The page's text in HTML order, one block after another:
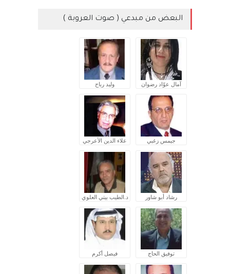
البعض من مبدعي ( صوت العروبة )
آمال عوّاد رضوان وليد رباح
جيمس زغبي علاء الدين الأعرجي
رشاد أبو شاور د.الطيب بيتي العلوي
توفيق الحاج فيصل أكرم